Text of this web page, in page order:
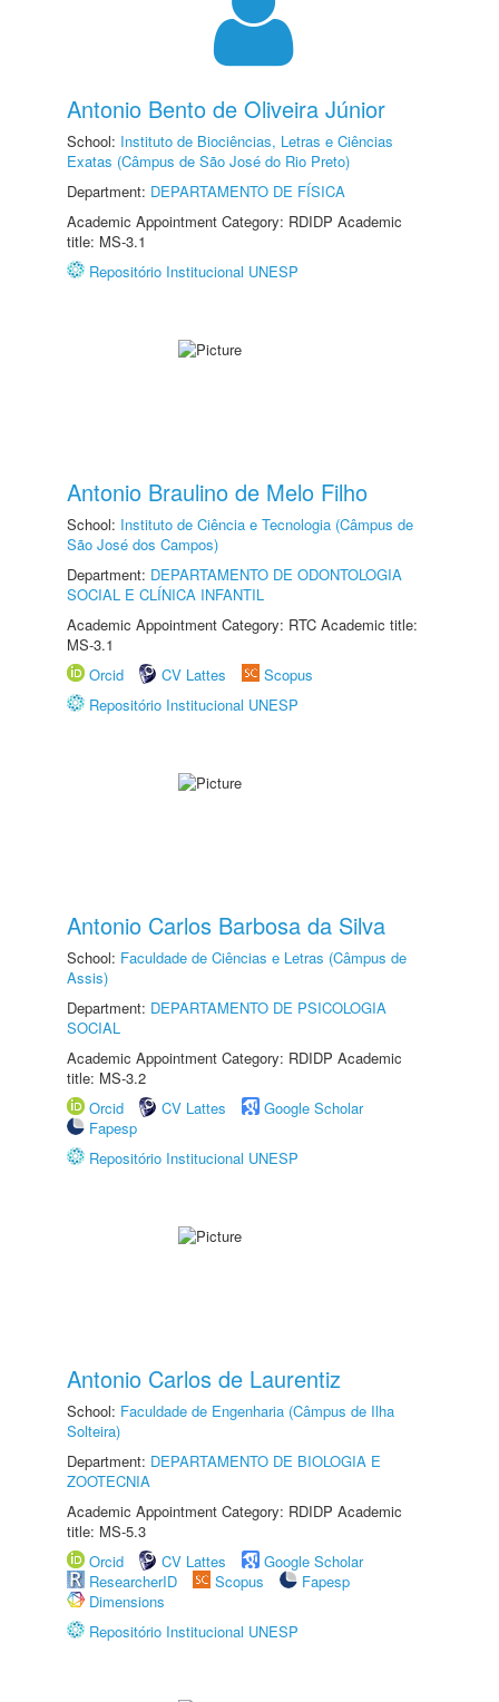
Antonio Bento de Oliveira Júnior
School: Instituto de Biociências, Letras e Ciências
Exatas (Câmpus de São José do Rio Preto)
Department: DEPARTAMENTO DE FÍSICA
Academic Appointment Category: RDIDP Academic
title: MS-3.1
Repositório Institucional UNESP
Antonio Braulino de Melo Filho
School: Instituto de Ciência e Tecnologia (Câmpus de
São José dos Campos)
Department: DEPARTAMENTO DE ODONTOLOGIA
SOCIAL E CLÍNICA INFANTIL
Academic Appointment Category: RTC Academic title:
MS-3.1
Orcid
CV Lattes
Scopus
Repositório Institucional UNESP
Antonio Carlos Barbosa da Silva
School: Faculdade de Ciências e Letras (Câmpus de
Assis)
Department: DEPARTAMENTO DE PSICOLOGIA
SOCIAL
Academic Appointment Category: RDIDP Academic
title: MS-3.2
Orcid
CV Lattes
Google Scholar
Fapesp
Repositório Institucional UNESP
Antonio Carlos de Laurentiz
School: Faculdade de Engenharia (Câmpus de Ilha
Solteira)
Department: DEPARTAMENTO DE BIOLOGIA E
ZOOTECNIA
Academic Appointment Category: RDIDP Academic
title: MS-5.3
Orcid
CV Lattes
Google Scholar
ResearcherID
Scopus
Fapesp
Dimensions
Repositório Institucional UNESP